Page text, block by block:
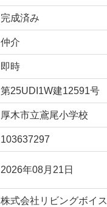
完成済み
仲介
即時
第25UDI1W建12591号
厚木市立鳶尾小学校
103637297
2026年08月21日
株式会社リビングボイス